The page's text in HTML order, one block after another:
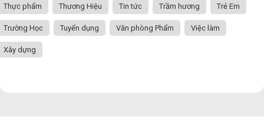
Thực phẩm Thương Hiệu Tin tức Trầm hương Trẻ Em
Trường Học Tuyển dụng Văn phòng Phẩm Việc làm
Xây dựng